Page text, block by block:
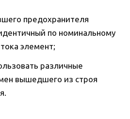
предохранителя
по номинальному
элемент;
различные
вышедшего из строя